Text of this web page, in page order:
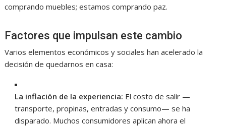
comprando muebles; estamos comprando paz.
Factores que impulsan este cambio
Varios elementos económicos y sociales han acelerado la
decisión de quedarnos en casa:
La inflación de la experiencia: El costo de salir —
transporte, propinas, entradas y consumo— se ha
disparado. Muchos consumidores aplican ahora el